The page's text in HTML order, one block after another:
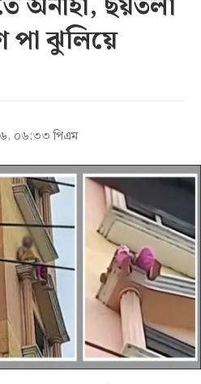
পা ঝুলিয়ে
০৬:৩৩ পিএম